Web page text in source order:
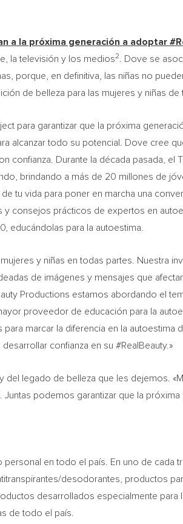
a la próxima generación a adoptar
la televisión y los medios2
. Dove se
porque, en definitiva, las niñas no
de belleza para las mujeres y niñas de
para garantizar que la próxima
alcanzar todo su potencial. Dove cree
confianza.
Durante la década pasada, el
brindando a más de 20 millones de
tu vida para poner en marcha una
y consejos prácticos de expertos en
educándolas para la autoestima.
y niñas en todas partes. Nuestra
de imágenes y mensajes que
Productions estamos abordando el
proveedor de educación para la
marcar la diferencia en la autoestima
confianza en su #RealBeauty.»
legado de belleza que les dejemos.
podemos garantizar que la
en todo el país. En uno de cada
desodorantes, productos
desarrollados especialmente
de todo el país.